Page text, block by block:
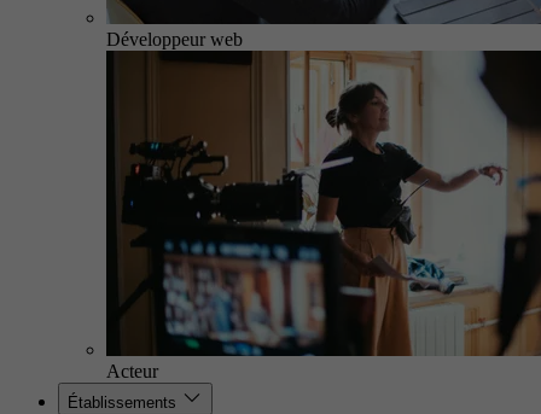
Développeur web
Acteur
Établissements